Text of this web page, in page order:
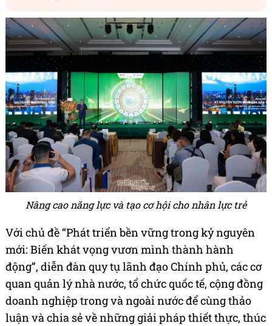
Nâng cao năng lực và tạo cơ hội cho nhân lực trẻ
Với chủ đề “Phát triển bền vững trong kỷ nguyên
mới: Biến khát vọng vươn mình thành hành
động”, diễn đàn quy tụ lãnh đạo Chính phủ, các cơ
quan quản lý nhà nước, tổ chức quốc tế, cộng đồng
doanh nghiệp trong và ngoài nước để cùng thảo
luận và chia sẻ về những giải pháp thiết thực, thúc